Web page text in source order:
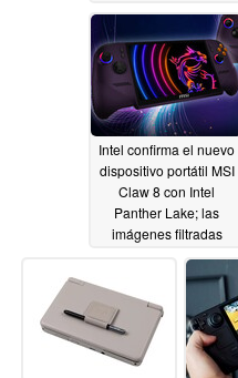
Intel confirma el nuevo
dispositivo portátil MSI
Claw 8 con Intel
Panther Lake; las
imágenes filtradas
05/29/2026